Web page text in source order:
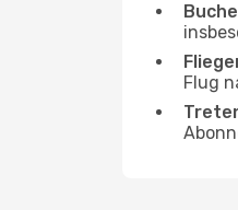
Flug